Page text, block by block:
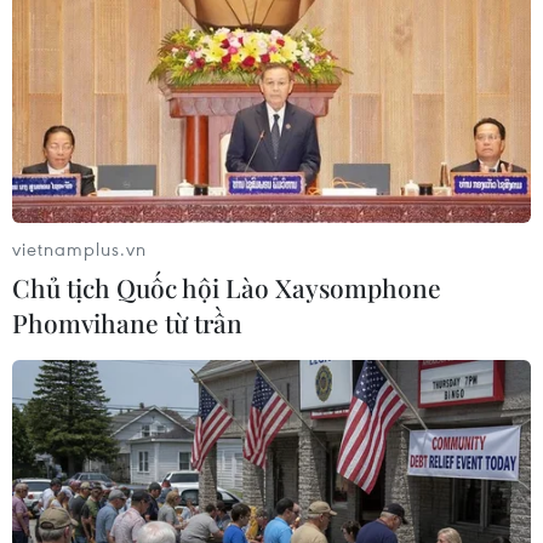
Vụ án ở Bộ Ngoại giao: Khởi tố Tổng Giám
đốc Blue Sky về “Đưa hối lộ”
08/12/2022 13:38
Ngày 8/12, Cơ quan An ninh Điều tra Bộ Công an ra
các Quyết định khởi tố bị can, Lệnh bắt bị can để tạm
giam, Lệnh khám xét chỗ ở và nơi làm việc đối 2 bị can
trong vụ án tại Bộ Ngoại giao.
vietnamplus.vn
Chủ tịch Quốc hội Lào Xaysomphone
Phomvihane từ trần